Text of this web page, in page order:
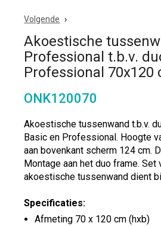
Volgende
Akoestische
Professional t.b.v.
Professional 70x120
ONK120070
Akoestische tussenwand t.b.v.
Basic en Professional. Hoogte
aan bovenkant scherm 124 cm.
Montage aan het duo frame. Set
akoestische tussenwand dient
Specificaties:
Afmeting 70 x 120 cm (hxb)